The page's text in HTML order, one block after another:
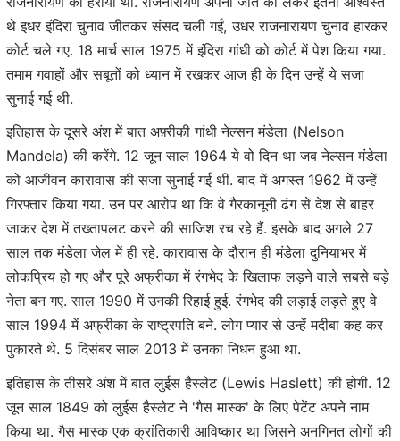
थे इधर इंदिरा चुनाव जीतकर संसद चली गईं, उधर राजनारायण चुनाव हारकर
कोर्ट चले गए. 18 मार्च साल 1975 में इंदिरा गांधी को कोर्ट में पेश किया गया.
तमाम गवाहों और सबूतों को ध्यान में रखकर आज ही के दिन उन्हें ये सजा
सुनाई गई थी.
इतिहास के दूसरे अंश में बात अफ़्रीकी गांधी नेल्सन मंडेला (Nelson
Mandela) की करेंगे. 12 जून साल 1964 ये वो दिन था जब नेल्सन मंडेला
को आजीवन कारावास की सजा सुनाई गई थी. बाद में अगस्त 1962 में उन्हें
गिरफ्तार किया गया. उन पर आरोप था कि वे गैरकानूनी ढंग से देश से बाहर
जाकर देश में तख्तापलट करने की साजिश रच रहे हैं. इसके बाद अगले 27
साल तक मंडेला जेल में ही रहे. कारावास के दौरान ही मंडेला दुनियाभर में
लोकप्रिय हो गए और पूरे अफ्रीका में रंगभेद के खिलाफ लड़ने वाले सबसे बड़े
नेता बन गए. साल 1990 में उनकी रिहाई हुई. रंगभेद की लड़ाई लड़ते हुए वे
साल 1994 में अफ्रीका के राष्ट्रपति बने. लोग प्यार से उन्हें मदीबा कह कर
पुकारते थे. 5 दिसंबर साल 2013 में उनका निधन हुआ था.
इतिहास के तीसरे अंश में बात लुईस हैस्लेट (Lewis Haslett) की होगी. 12
जून साल 1849 को लुईस हैस्लेट ने 'गैस मास्क' के लिए पेटेंट अपने नाम
किया था. गैस मास्क एक क्रांतिकारी आविष्कार था जिसने अनगिनत लोगों की